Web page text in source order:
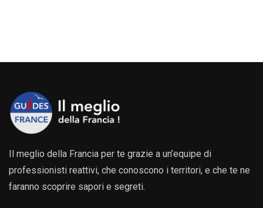
Il meglio della Francia per te grazie a un’equipe di
professionisti reattivi, che conoscono i territori, e che te ne
faranno scoprire sapori e segreti.